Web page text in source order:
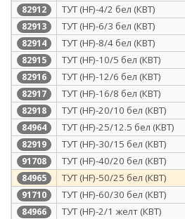
82912 ТУТ (HF)-4/2 бел (КВТ)
82913 ТУТ (HF)-6/3 бел (КВТ)
82914 ТУТ (HF)-8/4 бел (КВТ)
82915 ТУТ (HF)-10/5 бел (КВТ)
82916 ТУТ (HF)-12/6 бел (КВТ)
82917 ТУТ (HF)-16/8 бел (КВТ)
82918 ТУТ (HF)-20/10 бел (КВТ)
84964 ТУТ (HF)-25/12.5 бел (КВТ)
82919 ТУТ (HF)-30/15 бел (КВТ)
91708 ТУТ (HF)-40/20 бел (КВТ)
84965 ТУТ (HF)-50/25 бел (КВТ)
91710 ТУТ (HF)-60/30 бел (КВТ)
84966 ТУТ (HF)-2/1 желт (КВТ)